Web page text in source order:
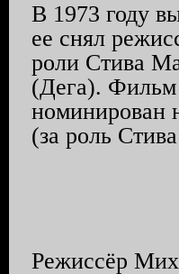
В 1973 году
ее снял
роли Стива
(Дега).
номинирован
(за роль Стива
Режиссёр